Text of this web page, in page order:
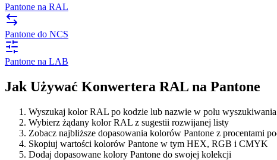
Pantone na RAL
Pantone do NCS
Pantone na LAB
Jak Używać Konwertera RAL na Pantone
Wyszukaj kolor RAL po kodzie lub nazwie w polu wyszukiwania
Wybierz żądany kolor RAL z sugestii rozwijanej listy
Zobacz najbliższe dopasowania kolorów Pantone z procentami
Skopiuj wartości kolorów Pantone w tym HEX, RGB i CMYK
Dodaj dopasowane kolory Pantone do swojej kolekcji